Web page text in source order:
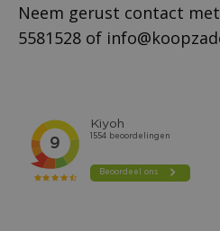
Neem gerust contact
5581528 of